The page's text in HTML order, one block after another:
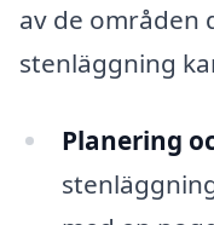
av de områden
stenläggning
Planering